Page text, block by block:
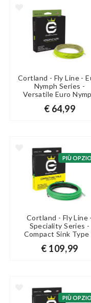
Cortland - Fly Line -
Nymph Series -
Versatile Euro
€ 64,99
PIÙ
Cortland - Fly Line -
Speciality Series -
Compact Sink Type
€ 109,99
PIÙ